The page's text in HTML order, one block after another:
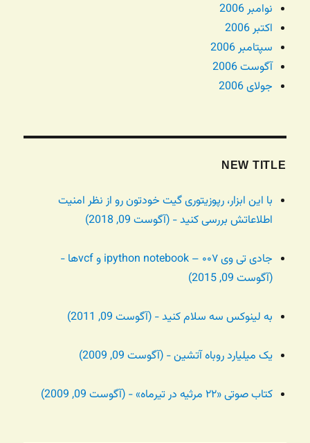
نوامبر 2006
اکتبر 2006
سپتامبر 2006
آگوست 2006
جولای 2006
NEW TITLE
با این ابزار، رپوزیتوری گیت خودتون رو از نظر امنیت
اطلاعاتش بررسی کنید - (آگوست 09, 2018)
جادی تی وی ۰۰۷ – ipython notebook و vcfها -
(آگوست 09, 2015)
به لینوکس سه سلام کنید - (آگوست 09, 2011)
یک میلیارد روباه آتشین - (آگوست 09, 2009)
کتاب صوتی «۲۲ مرثیه در تیرماه» - (آگوست 09, 2009)